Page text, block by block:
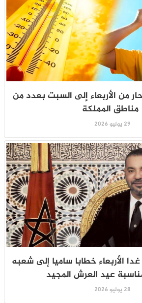
من الأربعاء إلى السبت بعدد من
مناطق المملكة
29 يوليو 2026
الأربعاء خطابا ساميا إلى شعبه
عيد العرش المجيد
28 يوليو 2026